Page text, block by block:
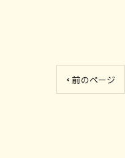
< 前のページ